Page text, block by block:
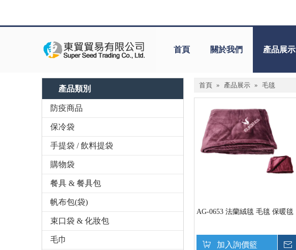
首頁 關於我們 產品展示
產品類別
防疫商品
保冷袋
手提袋 / 飲料提袋
購物袋
餐具 & 餐具包
帆布包(袋)
束口袋 & 化妝包
毛巾
首頁 » 產品展示 » 毛毯
AG-0653 法蘭絨毯 毛毯 保暖毯
加入詢價籃